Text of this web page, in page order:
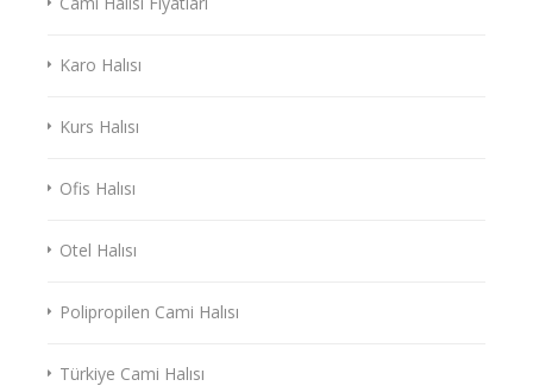
Karo Halısı
Kurs Halısı
Ofis Halısı
Otel Halısı
Polipropilen Cami Halısı
Türkiye Cami Halısı